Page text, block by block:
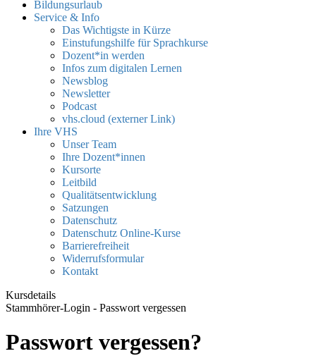
Bildungsurlaub
Service & Info
Das Wichtigste in Kürze
Einstufungshilfe für Sprachkurse
Dozent*in werden
Infos zum digitalen Lernen
Newsblog
Newsletter
Podcast
vhs.cloud (externer Link)
Ihre VHS
Unser Team
Ihre Dozent*innen
Kursorte
Leitbild
Qualitätsentwicklung
Satzungen
Datenschutz
Datenschutz Online-Kurse
Barrierefreiheit
Widerrufsformular
Kontakt
Kursdetails
Stammhörer-Login - Passwort vergessen
Passwort vergessen?